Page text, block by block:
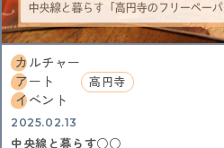
カルチャー
アート
イベント
高円寺
2025.02.13
中央線と暮らす○○